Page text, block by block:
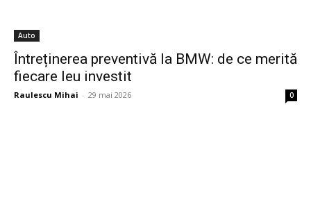
Auto
Întreținerea preventivă la BMW: de ce merită
fiecare leu investit
Raulescu Mihai - 29 mai 2026 0